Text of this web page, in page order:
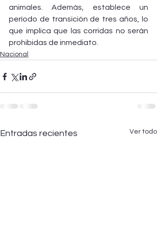
animales. Además, establece un
período de transición de tres años, lo
que implica que las corridas no serán
prohibidas de inmediato.
Nacional
Entradas recientes Ver todo